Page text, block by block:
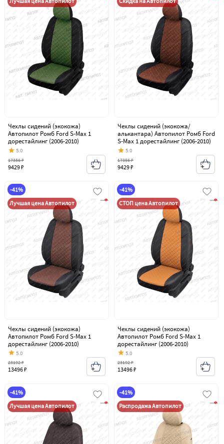
Чехлы сидений (экокожа)
Автопилот Ромб Ford S-Max 1
дорестайлинг (2006-2010)
5.0
9429 ₽
17356 ₽
Чехлы сидений (экокожа/
алькантара) Автопилот Ромб Ford
S-Max 1 дорестайлинг (2006-2010)
5.0
9429 ₽
17356 ₽
-41%
Лучшая цена Автопилот
Чехлы сидений (экокожа)
Автопилот Ромб Ford S-Max 1
дорестайлинг (2006-2010)
5.0
13496 ₽
23192 ₽
-41%
СТОП цена Автопилот
Чехлы сидений (экокожа)
Автопилот Ромб Ford S-Max 1
дорестайлинг (2006-2010)
5.0
13496 ₽
23192 ₽
-41%
Лучшая цена Автопилот
-41%
Распродажа Автопилот